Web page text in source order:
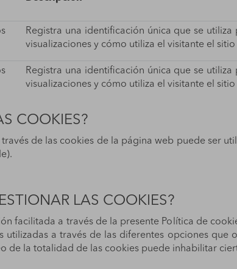
Registra una identificación única que se
visualizaciones y cómo utiliza el visitante el sitio
Registra una identificación única que se
visualizaciones y cómo utiliza el visitante el sitio
COOKIES?
de las cookies de la página web puede ser
LAS COOKIES?
facilitada a través de la presente Política de
utilizadas a través de las diferentes opciones que
de la totalidad de las cookies puede inhabilitar